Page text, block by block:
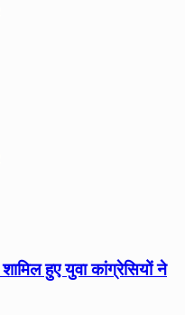
हुए युवा कांग्रेसियों ने